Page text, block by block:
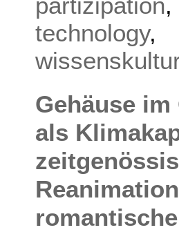
technology
Gehäuse
als